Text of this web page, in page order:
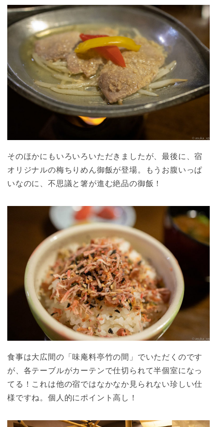
そのほかにもいろいろいただきましたが、最後に、宿
オリジナルの梅ちりめん御飯が登場。もうお腹いっぱ
いなのに、不思議と箸が進む絶品の御飯！
食事は大広間の「味庵料亭竹の間」でいただくのです
が、各テーブルがカーテンで仕切られて半個室になっ
てる！これは他の宿ではなかなか見られない珍しい仕
様ですね。個人的にポイント高し！